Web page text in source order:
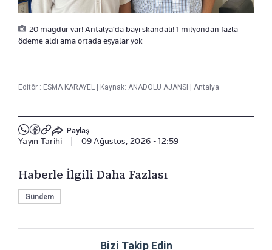
20 mağdur var! Antalya’da bayi skandalı! 1 milyondan fazla
ödeme aldı ama ortada eşyalar yok
Editör : ESMA KARAYEL Kaynak: ANADOLU AJANSI Antalya
Paylaş
Yayın Tarihi 09 Ağustos, 2026 - 12:59
Haberle İlgili Daha Fazlası
Gündem
Bizi Takip Edin